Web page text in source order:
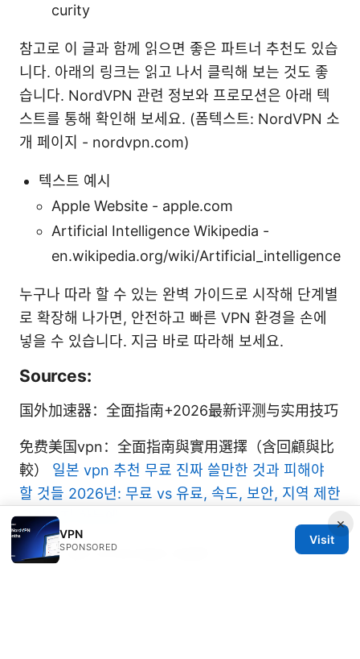
curity
참고로 이 글과 함께 읽으면 좋은 파트너 추천도 있습
니다. 아래의 링크는 읽고 나서 클릭해 보는 것도 좋
습니다. NordVPN 관련 정보와 프로모션은 아래 텍
스트를 통해 확인해 보세요. (폼텍스트: NordVPN 소
개 페이지 - nordvpn.com)
텍스트 예시
Apple Website - apple.com
Artificial Intelligence Wikipedia -
en.wikipedia.org/wiki/Artificial_intelligence
누구나 따라 할 수 있는 완벽 가이드로 시작해 단계별
로 확장해 나가면, 안전하고 빠른 VPN 환경을 손에
넣을 수 있습니다. 지금 바로 따라해 보세요.
Sources:
国外加速器：全面指南+2026最新评测与实用技巧
免费美国vpn：全面指南與實用選擇（含回顧與比
較） 일본 vpn 추천 무료 진짜 쓸만한 것과 피해야
할 것들 2026년: 무료 vs 유료, 속도, 보안, 지역 제한
우회까지 한눈에
Which vpn is the best reddit
×
VPN
SPONSORED
Visit